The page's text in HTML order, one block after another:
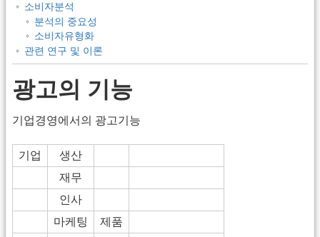
소비자분석
분석의 중요성
소비자유형화
관련 연구 및 이론
광고의 기능
기업경영에서의 광고기능
기업
생산
재무
인사
마케팅
제품